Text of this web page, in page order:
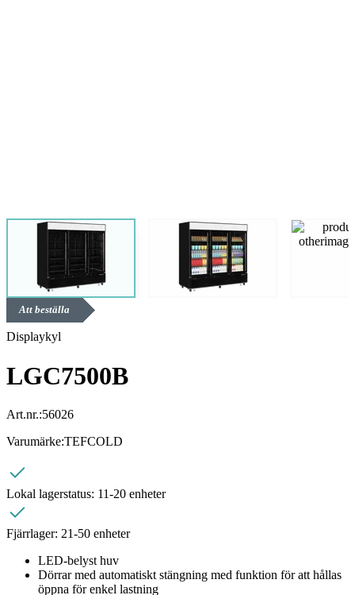
Att beställa
Displaykyl
LGC7500B
Art.nr.:56026
Varumärke:TEFCOLD
Lokal lagerstatus: 11-20 enheter
Fjärrlager: 21-50 enheter
LED-belyst huv
Dörrar med automatiskt stängning med funktion för att hållas
öppna för enkel lastning